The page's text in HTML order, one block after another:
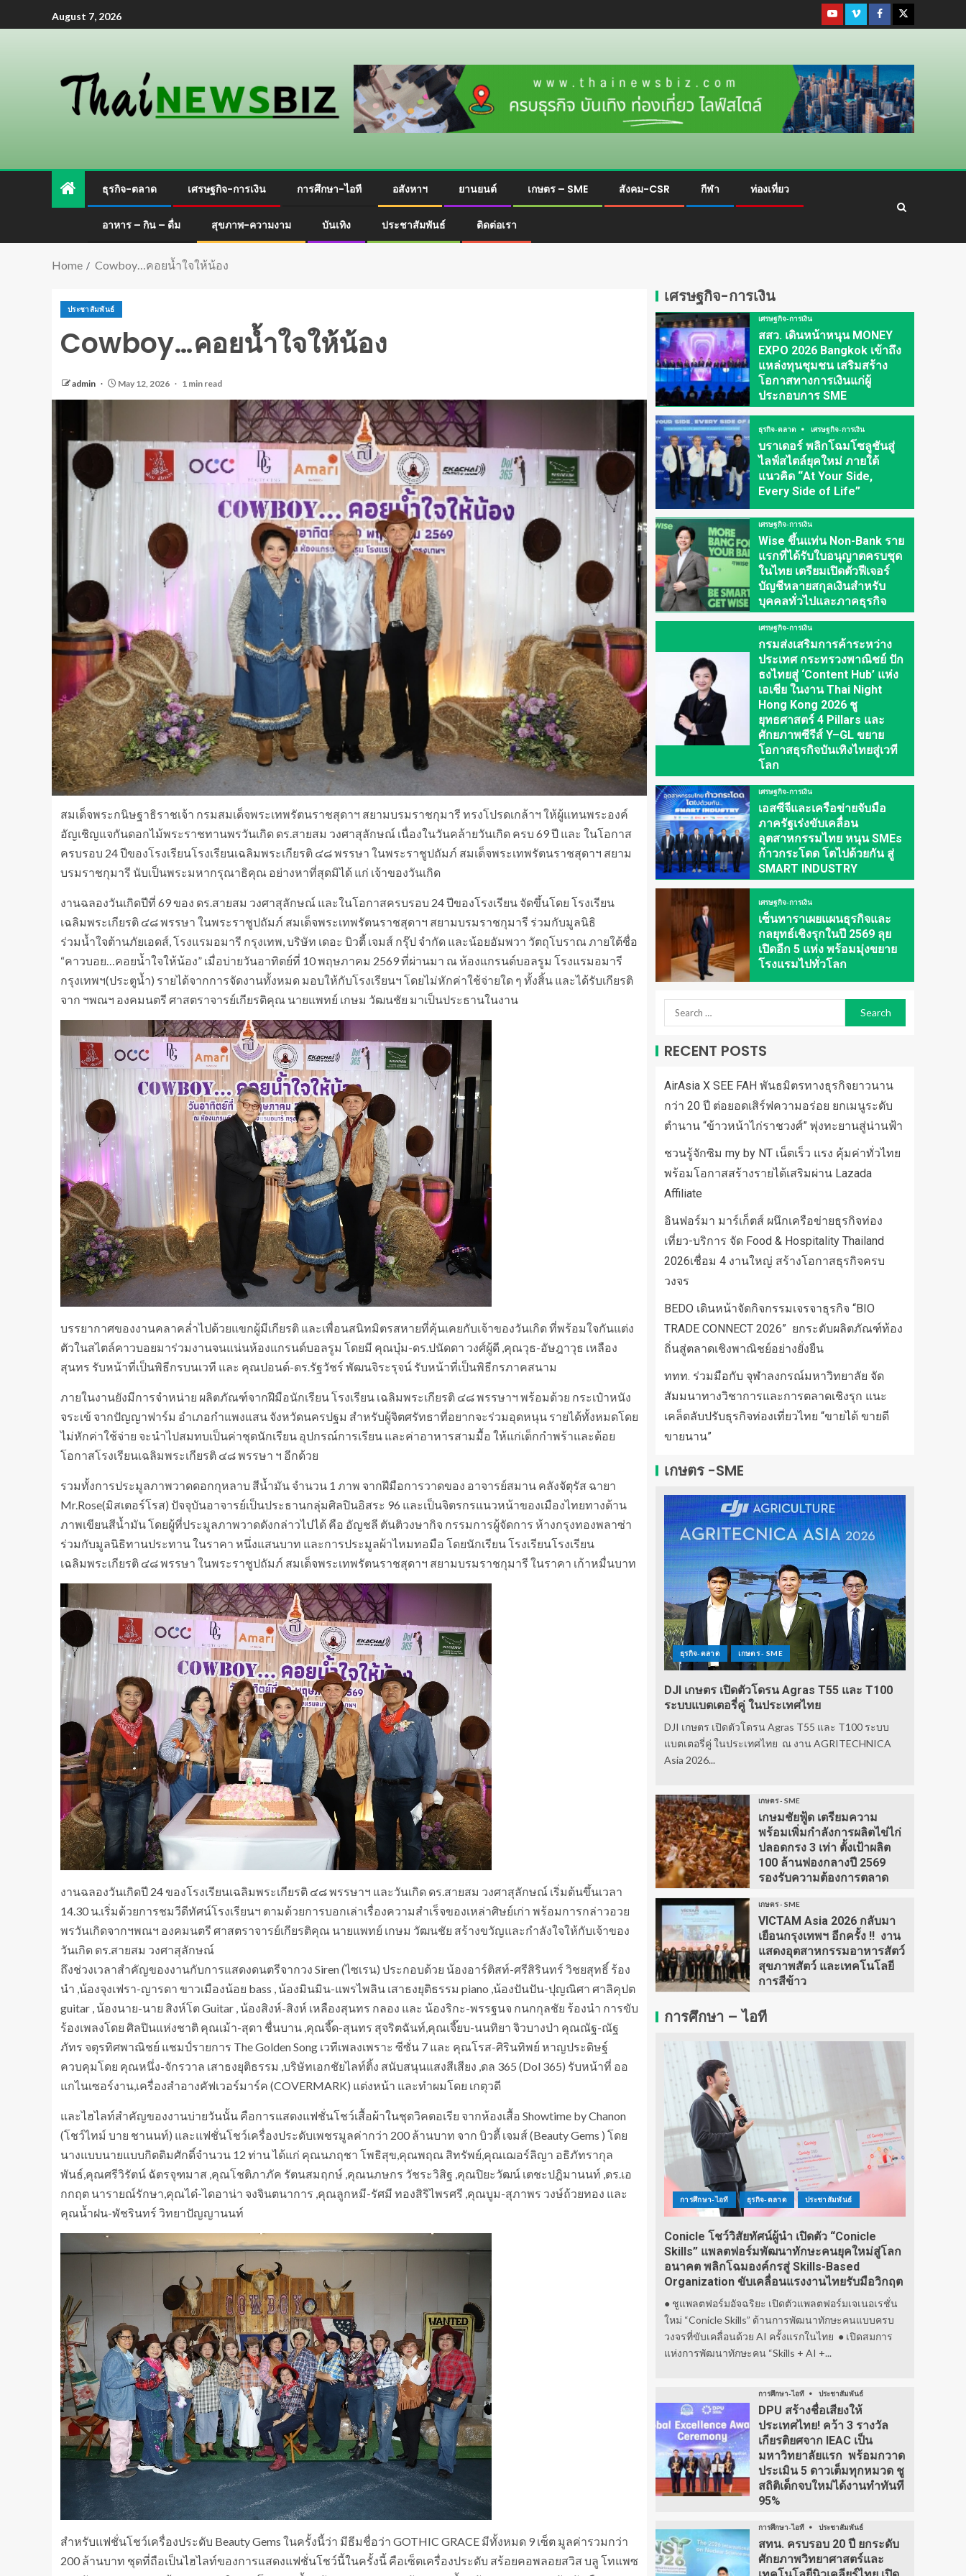
August 7, 2026
ธุรกิจ-ตลาด เศรษฐกิจ-การเงิน การศึกษา-ไอที อสังหาฯ ยานยนต์ เกษตร – SME สังคม-CSR กีฬา ท่องเที่ยว
อาหาร – กิน – ดื่ม สุขภาพ-ความงาม บันเทิง ประชาสัมพันธ์ ติดต่อเรา
Home Cowboy…คอยน้ำใจให้น้อง
ประชาสัมพันธ์
Cowboy…คอยน้ำใจให้น้อง
admin May 12, 2026 1 min read
สมเด็จพระกนิษฐาธิราชเจ้า กรมสมเด็จพระเทพรัตนราชสุดาฯ สยามบรมราชกุมารี ทรงโปรดเกล้าฯ ให้ผู้แทนพระองค์
อัญเชิญแจกันดอกไม้พระราชทานพรวันเกิด ดร.สายสม วงศาสุลักษณ์ เนื่องในวันคล้ายวันเกิด ครบ 69 ปี และ ในโอกาส
ครบรอบ 24 ปีของโรงเรียนโรงเรียนเฉลิมพระเกียรติ ๔๘ พรรษา ในพระราชูปถัมภ์ สมเด็จพระเทพรัตนราชสุดาฯ สยาม
บรมราชกุมารี นับเป็นพระมหากรุณาธิคุณ อย่างหาที่สุดมิได้ แก่ เจ้าของวันเกิด
งานฉลองวันเกิดปีที่ 69 ของ ดร.สายสม วงศาสุลักษณ์ และในโอกาสครบรอบ 24 ปีของโรงเรียน จัดขึ้นโดย โรงเรียน
เฉลิมพระเกียรติ ๔๘ พรรษา ในพระราชูปถัมภ์ สมเด็จพระเทพรัตนราชสุดาฯ สยามบรมราชกุมารี ร่วมกับมูลนิธิ
ร่วมน้ำใจต้านภัยเอดส์, โรงแรมอมารี กรุงเทพ, บริษัท เดอะ บิวตี้ เจมส์ กรุ๊ป จำกัด และน้อยอัมพวา วัตถุโบราณ ภายใต้ชื่อ
“คาวบอย…คอยน้ำใจให้น้อง” เมื่อบ่ายวันอาทิตย์ที่ 10 พฤษภาคม 2569 ที่ผ่านมา ณ ห้องแกรนด์บอลรูม โรงแรมอมารี
กรุงเทพฯ(ประตูน้ำ) รายได้จากการจัดงานทั้งหมด มอบให้กับโรงเรียนฯ โดยไม่หักค่าใช้จ่ายใด ๆ ทั้งสิ้น และได้รับเกียรติ
จาก ฯพณฯ องคมนตรี ศาสตราจารย์เกียรติคุณ นายแพทย์ เกษม วัฒนชัย มาเป็นประธานในงาน
บรรยากาศของงานคลาคล่ำไปด้วยแขกผู้มีเกียรติ และเพื่อนสนิทมิตรสหายที่คุ้นเคยกับเจ้าของวันเกิด ที่พร้อมใจกันแต่ง
ตัวในสไตล์คาวบอยมาร่วมงานจนแน่นห้องแกรนด์บอลรูม โดยมี คุณบุ๋ม-ดร.ปนัดดา วงศ์ผู้ดี ,คุณวุธ-อัษฎาวุธ เหลือง
สุนทร รับหน้าที่เป็นพิธีกรบนเวที และ คุณปอนด์-ดร.รัฐวัชร์ พัฒนจิระรุจน์ รับหน้าที่เป็นพิธีกรภาคสนาม
ภายในงานยังมีการจำหน่าย ผลิตภัณฑ์จากฝีมือนักเรียน โรงเรียน เฉลิมพระเกียรติ ๔๘ พรรษาฯ พร้อมด้วย กระเป๋าหนัง
จระเข้ จากปัญญาฟาร์ม อำเภอกำแพงแสน จังหวัดนครปฐม สำหรับผู้จิตศรัทธาที่อยากจะร่วมอุดหนุน รายได้ทั้งหมดโดย
ไม่หักค่าใช้จ่าย จะนำไปสมทบเป็นค่าชุดนักเรียน อุปกรณ์การเรียน และค่าอาหารสามมื้อ ให้แก่เด็กกำพร้าและด้อย
โอกาสโรงเรียนเฉลิมพระเกียรติ ๔๘ พรรษา ฯ อีกด้วย
รวมทั้งการประมูลภาพวาดดอกกุหลาบ สีน้ำมัน จำนวน 1 ภาพ จากฝีมือการวาดของ อาจารย์สมาน คลังจัตุรัส ฉายา
Mr.Rose(มิสเตอร์โรส) ปัจจุบันอาจารย์เป็นประธานกลุ่มศิลปินอิสระ 96 และเป็นจิตรกรแนวหน้าของเมืองไทยทางด้าน
ภาพเขียนสีน้ำมัน โดยผู้ที่ประมูลภาพวาดดังกล่าวไปได้ คือ อัญชลี ตันติวงษากิจ กรรมการผู้จัดการ ห้างกรุงทองพลาซ่า
ร่วมกับมูลนิธิทานประทาน ในราคา หนึ่งแสนบาท และการประมูลผ้าไหมทอมือ โดยนักเรียน โรงเรียนโรงเรียน
เฉลิมพระเกียรติ ๔๘ พรรษา ในพระราชูปถัมภ์ สมเด็จพระเทพรัตนราชสุดาฯ สยามบรมราชกุมารี ในราคา เก้าหมื่นบาท
งานฉลองวันเกิดปี 24 ของโรงเรียนเฉลิมพระเกียรติ ๔๘ พรรษาฯ และวันเกิด ดร.สายสม วงศาสุลักษณ์ เริ่มต้นขึ้นเวลา
14.30 น.เริ่มด้วยการชมวีดีทัศน์โรงเรียนฯ ตามด้วยการบอกเล่าเรื่องความสำเร็จของเหล่าศิษย์เก่า พร้อมการกล่าวอวย
พรวันเกิดจากฯพณฯ องคมนตรี ศาสตราจารย์เกียรติคุณ นายแพทย์ เกษม วัฒนชัย สร้างขวัญและกำลังใจให้กับเจ้าของ
วันเกิด ดร.สายสม วงศาสุลักษณ์
ถึงช่วงเวลาสำคัญของงานกับการแสดงดนตรีจากวง Siren (ไซเรน) ประกอบด้วย น้องอาร์ติสท์-ศรีสิรินทร์ วิชยสุทธิ์ ร้อง
นำ ,น้องจุงเฟรา-ญารดา ขาวเมืองน้อย bass , น้องมินมิน-แพรไพลิน เสาธงยุติธรรม piano ,น้องปันปัน-ปุญณิศา ศาลิคุปต
guitar , น้องนาย-นาย สิงห์โต Guitar , น้องสิงห์-สิงห์ เหลืองสุนทร กลอง และ น้องริกะ-พรรฐนจ กนกกุลชัย ร้องนำ การขับ
ร้องเพลงโดย ศิลปินแห่งชาติ คุณเม้า-สุดา ชื่นบาน ,คุณจี๊ด-สุนทร สุจริตฉันท์,คุณเจี๊ยบ-นนทิยา จิวบางป่า คุณณัฐ-ณัฐ
ภัทร จตุรทิศพาณิชย์ แชมป์รายการ The Golden Song เวทีเพลงเพราะ ซีซั่น 7 และ คุณโรส-ศิรินทิพย์ หาญประดิษฐ์
ควบคุมโดย คุณหนึ่ง-จักรวาล เสาธงยุติธรรม ,บริษัทเอกชัยไลท์ติ้ง สนับสนุนแสงสีเสียง ,ดล 365 (Dol 365) รับหน้าที่ ออ
แกไนเซอร์งาน,เครื่องสำอางคัฟเวอร์มาร์ค (COVERMARK) แต่งหน้า และทำผมโดย เกตุวดี
และไฮไลท์สำคัญของงานบ่ายวันนั้น คือการแสดงแฟชั่นโชว์เสื้อผ้าในชุดวิคตอเรีย จากห้องเสื้อ Showtime by Chanon
(โชว์ไทม์ บาย ชานนท์) และแฟชั่นโชว์เครื่องประดับเพชรมูลค่ากว่า 200 ล้านบาท จาก บิวตี้ เจมส์ (Beauty Gems ) โดย
นางแบบนายแบบกิตติมศักดิ์จำนวน 12 ท่าน ได้แก่ คุณนภฤชา โพธิสุข,คุณพฤณ สิทรัพย์,คุณเฌอร์ลิญา อธิภัทรากุล
พันธ์,คุณศรีวิรัตน์ ฉัตรจุฑมาส ,คุณโชติภาภัค รัตนสมฤกษ์ ,คุณนภษกร วัชระวิสิฐ ,คุณปิยะวัฒน์ เตชะปฎิมานนท์ ,ดร.เอ
กกฤต นารายณ์รักษา,คุณได๋-ไดอาน่า จงจินตนาการ ,คุณลูกหมี-รัศมี ทองสิริไพรศรี ,คุณบูม-สุภาพร วงษ์ถ้วยทอง และ
คุณน้ำฝน-พัชรินทร์ วิทยาปัญญานนท์
สำหรับแฟชั่นโชว์เครื่องประดับ Beauty Gems ในครั้งนี้ว่า มีธีมชื่อว่า GOTHIC GRACE มีทั้งหมด 9 เซ็ต มูลค่ารวมกว่า
200 ล้านบาท ชุดที่ถือเป็นไฮไลท์ของการแสดงแฟชั่นโชว์นี้ในครั้งนี้ คือเซ็ตเครื่องประดับ สร้อยคอพลอยสวิส บลู โทแพซ
เศรษฐกิจ-การเงิน
เศรษฐกิจ-การเงิน
สสว. เดินหน้าหนุน MONEY
EXPO 2026 Bangkok เข้าถึง
แหล่งทุนชุมชน เสริมสร้าง
โอกาสทางการเงินแก่ผู้
ประกอบการ SME
ธุรกิจ-ตลาด เศรษฐกิจ-การเงิน
บราเดอร์ พลิกโฉมโซลูชันสู่
ไลฟ์สไตล์ยุคใหม่ ภายใต้
แนวคิด “At Your Side,
Every Side of Life”
เศรษฐกิจ-การเงิน
Wise ขึ้นแท่น Non-Bank ราย
แรกที่ได้รับใบอนุญาตครบชุด
ในไทย เตรียมเปิดตัวฟีเจอร์
บัญชีหลายสกุลเงินสำหรับ
บุคคลทั่วไปและภาคธุรกิจ
เศรษฐกิจ-การเงิน
กรมส่งเสริมการค้าระหว่าง
ประเทศ กระทรวงพาณิชย์ ปัก
ธงไทยสู่ ‘Content Hub’ แห่ง
เอเชีย ในงาน Thai Night
Hong Kong 2026 ชู
ยุทธศาสตร์ 4 Pillars และ
ศักยภาพซีรีส์ Y–GL ขยาย
โอกาสธุรกิจบันเทิงไทยสู่เวที
โลก
เศรษฐกิจ-การเงิน
เอสซีจีและเครือข่ายจับมือ
ภาครัฐเร่งขับเคลื่อน
อุตสาหกรรมไทย หนุน SMEs
ก้าวกระโดด โตไปด้วยกัน สู่
SMART INDUSTRY
เศรษฐกิจ-การเงิน
เซ็นทาราเผยแผนธุรกิจและ
กลยุทธ์เชิงรุกในปี 2569 ลุย
เปิดอีก 5 แห่ง พร้อมมุ่งขยาย
โรงแรมไปทั่วโลก
RECENT POSTS
AirAsia X SEE FAH พันธมิตรทางธุรกิจยาวนาน
กว่า 20 ปี ต่อยอดเสิร์ฟความอร่อย ยกเมนูระดับ
ตำนาน “ข้าวหน้าไก่ราชวงศ์” พุ่งทะยานสู่น่านฟ้า
ชวนรู้จักซิม my by NT เน็ตเร็ว แรง คุ้มค่าทั่วไทย
พร้อมโอกาสสร้างรายได้เสริมผ่าน Lazada
Affiliate
อินฟอร์มา มาร์เก็ตส์ ผนึกเครือข่ายธุรกิจท่อง
เที่ยว-บริการ จัด Food & Hospitality Thailand
2026เชื่อม 4 งานใหญ่ สร้างโอกาสธุรกิจครบ
วงจร
BEDO เดินหน้าจัดกิจกรรมเจรจาธุรกิจ “BIO
TRADE CONNECT 2026” ยกระดับผลิตภัณฑ์ท้อง
ถิ่นสู่ตลาดเชิงพาณิชย์อย่างยั่งยืน
ททท. ร่วมมือกับ จุฬาลงกรณ์มหาวิทยาลัย จัด
สัมมนาทางวิชาการและการตลาดเชิงรุก แนะ
เคล็ดลับปรับธุรกิจท่องเที่ยวไทย “ขายได้ ขายดี
ขายนาน”
เกษตร -SME
ธุรกิจ-ตลาด เกษตร - SME
DJI เกษตร เปิดตัวโดรน Agras T55 และ T100
ระบบแบตเตอรี่คู่ ในประเทศไทย
DJI เกษตร เปิดตัวโดรน Agras T55 และ T100 ระบบ
แบตเตอรี่คู่ ในประเทศไทย ณ งาน AGRITECHNICA
Asia 2026...
เกษตร - SME
เกษมชัยฟู้ด เตรียมความ
พร้อมเพิ่มกำลังการผลิตไข่ไก่
ปลอดกรง 3 เท่า ตั้งเป้าผลิต
100 ล้านฟองกลางปี 2569
รองรับความต้องการตลาด
เกษตร - SME
VICTAM Asia 2026 กลับมา
เยือนกรุงเทพฯ อีกครั้ง !! งาน
แสดงอุตสาหกรรมอาหารสัตว์
สุขภาพสัตว์ และเทคโนโลยี
การสีข้าว
การศึกษา – ไอที
การศึกษา-ไอที ธุรกิจ-ตลาด ประชาสัมพันธ์
Conicle โชว์วิสัยทัศน์ผู้นำ เปิดตัว “Conicle
Skills” แพลตฟอร์มพัฒนาทักษะคนยุคใหม่สู่โลก
อนาคต พลิกโฉมองค์กรสู่ Skills-Based
Organization ขับเคลื่อนแรงงานไทยรับมือวิกฤต
● ชูแพลตฟอร์มอัจฉริยะ เปิดตัวแพลตฟอร์มเจเนอเรชั่น
ใหม่ “Conicle Skills” ด้านการพัฒนาทักษะคนแบบครบ
วงจรที่ขับเคลื่อนด้วย AI ครั้งแรกในไทย ● เปิดสมการ
แห่งการพัฒนาทักษะคน “Skills + AI +...
การศึกษา-ไอที ประชาสัมพันธ์
DPU สร้างชื่อเสียงให้
ประเทศไทย! คว้า 3 รางวัล
เกียรติยศจาก IEAC เป็น
มหาวิทยาลัยแรก พร้อมกวาด
ประเมิน 5 ดาวเต็มทุกหมวด ชู
สถิติเด็กจบใหม่ได้งานทำทันที
95%
การศึกษา-ไอที ประชาสัมพันธ์
สทน. ครบรอบ 20 ปี ยกระดับ
ศักยภาพวิทยาศาสตร์และ